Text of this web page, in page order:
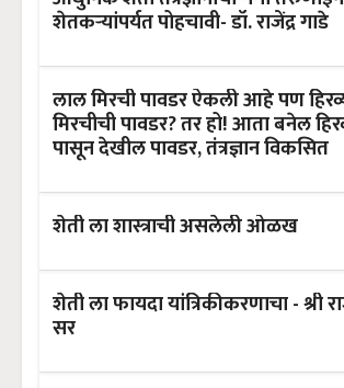
शेतकऱ्यांपर्यत पोहचावी- डॉ. राजेंद्र गाडे
लाल मिरची पावडर ऐकली आहे पण
मिरचीची पावडर? तर हो! आता बनेल हिरवी मिरची
पासून देखील पावडर, तंत्रज्ञान विकसित
शेती ला शास्त्राची असलेली ओळख
शेती ला फायदा यांत्रिकीकरणाचा - श्री
सर